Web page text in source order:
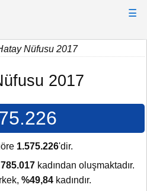
☰
Nüfusu 2017
2017
1.575.226'dir.
785.017 kadından oluşmaktadır.
%49,84 kadındır.